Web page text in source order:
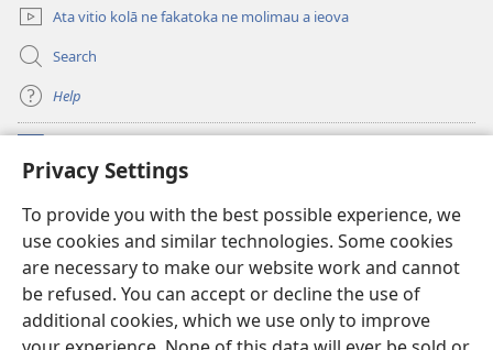
Privacy Settings
To provide you with the best possible experience, we
use cookies and similar technologies. Some cookies
are necessary to make our website work and cannot
be refused. You can accept or decline the use of
additional cookies, which we use only to improve
Ata vitio kolā ne fakatoka ne molimau a ieova
Search
Help
(opens
new
Te Fatatusi o te Faleleoleo Maluga i te Itaneti
(opens
new
window)JW Hub
(opens
new
window)Polokalame o te JW Library